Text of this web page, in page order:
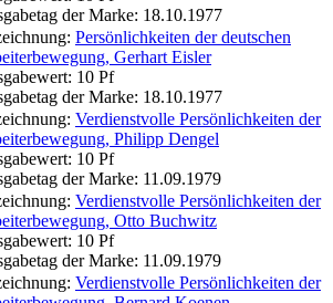
der Marke: 18.10.1977
Persönlichkeiten der deutschen
Gerhart Eisler
10 Pf
der Marke: 18.10.1977
Verdienstvolle Persönlichkeiten der
Philipp Dengel
10 Pf
der Marke: 11.09.1979
Verdienstvolle Persönlichkeiten der
Otto Buchwitz
10 Pf
der Marke: 11.09.1979
Verdienstvolle Persönlichkeiten der